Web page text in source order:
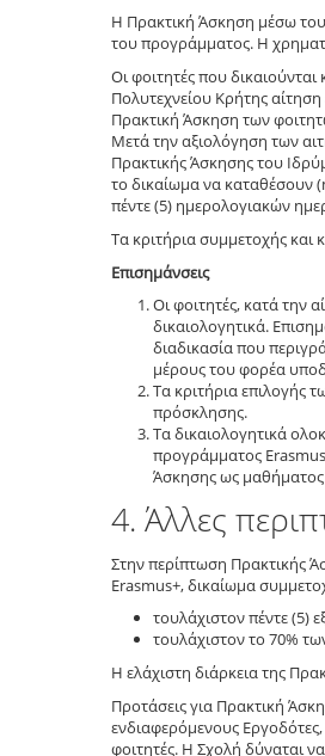
Η Πρακτική Άσκηση μέσω
του προγράμματος. Η
Οι φοιτητές που
Πολυτεχνείου Κρήτης
Πρακτική Άσκηση των
Μετά την αξιολόγηση των
Πρακτικής Άσκησης του
το δικαίωμα να καταθέσουν
πέντε (5) ημερολογιακών
Τα κριτήρια συμμετοχής
Επισημάνσεις
Οι φοιτητές, κατά την
δικαιολογητικά.
διαδικασία που
μέρους του φορέα
Τα κριτήρια επιλογής
πρόσκλησης.
Τα δικαιολογητικά
προγράμματος
Άσκησης ως μαθήματος
4. Άλλες
Στην περίπτωση Πρακτικής
Erasmus+, δικαίωμα
τουλάχιστον πέντε (5)
τουλάχιστον το 70%
Η ελάχιστη διάρκεια της
Προτάσεις για Πρακτική
ενδιαφερόμενους
φοιτητές. Η Σχολή δύναται